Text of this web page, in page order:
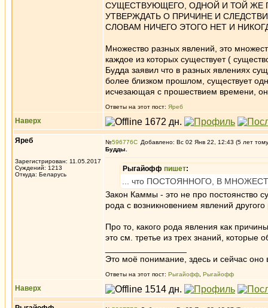
СУЩЕСТВУЮЩЕГО, ОДНОЙ И ТОЙ ЖЕ
УТВЕРЖДАТЬ О ПРИЧИНЕ И
СЛОВАМ НИЧЕГО ЭТОГО НЕТ И
Множество разных явлений, это
каждое из которых существует (
Будда заявил что в разных явлениях
более близком прошлом, существует
исчезающая с прошествием времени, он
Ответы на этот пост: Яреб
Наверх
Яреб
Зарегистрирован: 11.05.2017
Суждений: 1213
Откуда: Беларусь
№596776
Добавлено: Вс 02 Янв 22, 12:43 (5 лет
Будды.
Рыгайофф пишет:
... что ПОСТОЯННОГО, В
Закон Каммы - это не про постоянство
рода с возникновением явлений
Про то, какого рода явления как
это см. третье из трех знаний, которые
Это моё понимание, здесь и сейчас оно
Ответы на этот пост: Рыгайофф Рыгайофф
Наверх